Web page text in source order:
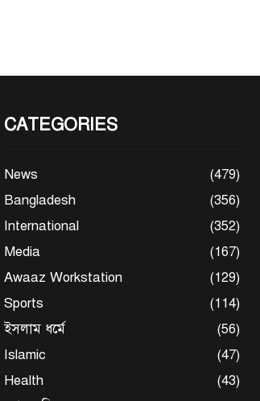
CATEGORIES
News
(479)
Bangladesh
(356)
International
(352)
Media
(167)
Awaaz Workstation
(129)
Sports
(114)
ইসলাম ধর্মে
(56)
Islamic
(47)
Health
(43)